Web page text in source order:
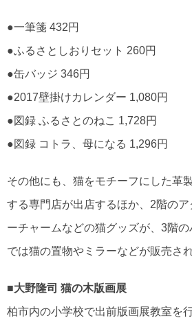
●一筆箋 432円
●ふるさとしおりセット 260円
●缶バッジ 346円
●2017壁掛けカレンダー 1,080円
●図録 ふるさとのねこ 1,728円
●図録 コトラ、母になる 1,296円
その他にも、猫をモチーフにした革
する専門店が出店するほか、2階の
ーチャームなどの猫グッズが、3階
では猫の置物やミラーなどが販売さ
■大野隆司 猫の木版画展
柏市内の小学校で出前版画展教室を